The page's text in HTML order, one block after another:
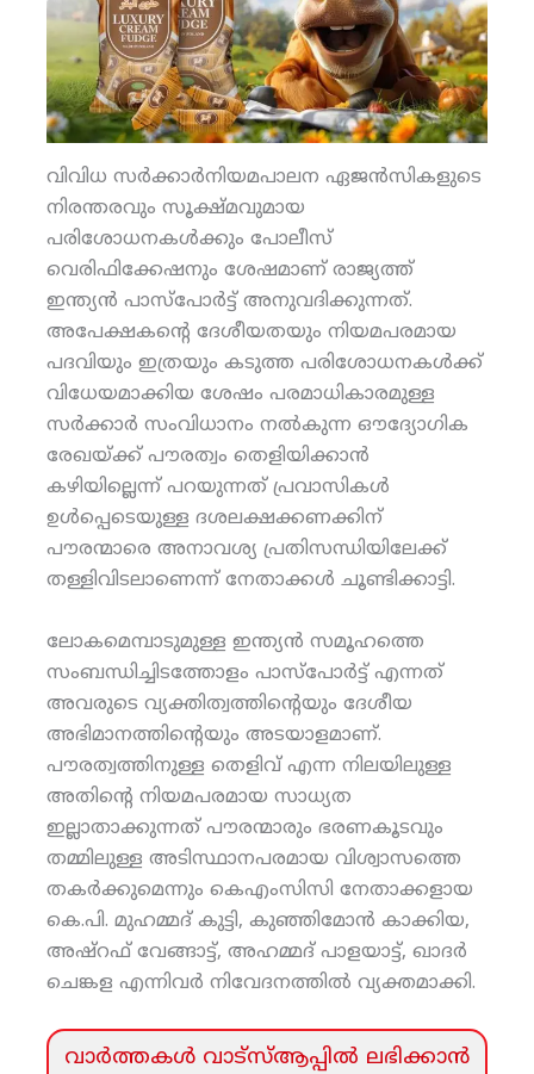
വിവിധ സര്‍ക്കാര്‍നിയമപാലന ഏജന്‍സികളുടെ
നിരന്തരവും സൂക്ഷ്മവുമായ
പരിശോധനകള്‍ക്കും പോലീസ്
വെരിഫിക്കേഷനും ശേഷമാണ് രാജ്യത്ത്
ഇന്ത്യന്‍ പാസ്‌പോര്‍ട്ട് അനുവദിക്കുന്നത്.
അപേക്ഷകന്റെ ദേശീയതയും നിയമപരമായ
പദവിയും ഇത്രയും കടുത്ത പരിശോധനകള്‍ക്ക്
വിധേയമാക്കിയ ശേഷം പരമാധികാരമുള്ള
സര്‍ക്കാര്‍ സംവിധാനം നല്‍കുന്ന ഔദ്യോഗിക
രേഖയ്ക്ക് പൗരത്വം തെളിയിക്കാന്‍
കഴിയില്ലെന്ന് പറയുന്നത് പ്രവാസികള്‍
ഉള്‍പ്പെടെയുള്ള ദശലക്ഷക്കണക്കിന്
പൗരന്മാരെ അനാവശ്യ പ്രതിസന്ധിയിലേക്ക്
തള്ളിവിടലാണെന്ന് നേതാക്കള്‍ ചൂണ്ടിക്കാട്ടി.
ലോകമെമ്പാടുമുള്ള ഇന്ത്യന്‍ സമൂഹത്തെ
സംബന്ധിച്ചിടത്തോളം പാസ്‌പോര്‍ട്ട് എന്നത്
അവരുടെ വ്യക്തിത്വത്തിന്റെയും ദേശീയ
അഭിമാനത്തിന്റെയും അടയാളമാണ്.
പൗരത്വത്തിനുള്ള തെളിവ് എന്ന നിലയിലുള്ള
അതിന്റെ നിയമപരമായ സാധ്യത
ഇല്ലാതാക്കുന്നത് പൗരന്മാരും ഭരണകൂടവും
തമ്മിലുള്ള അടിസ്ഥാനപരമായ വിശ്വാസത്തെ
തകര്‍ക്കുമെന്നും കെഎംസിസി നേതാക്കളായ
കെ.പി. മുഹമ്മദ് കുട്ടി, കുഞ്ഞിമോന്‍ കാക്കിയ,
അഷ്‌റഫ് വേങ്ങാട്ട്, അഹമ്മദ് പാളയാട്ട്, ഖാദര്‍
ചെങ്കള എന്നിവര്‍ നിവേദനത്തില്‍ വ്യക്തമാക്കി.
വാര്‍ത്തകള്‍ വാട്‌സ്‌ആപ്പില്‍ ലഭിക്കാന്‍